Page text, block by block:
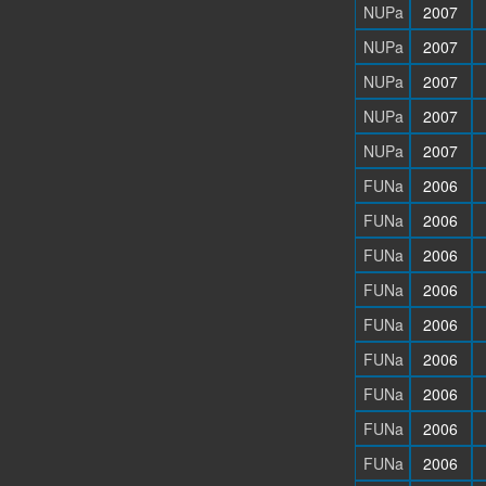
NUPa
2007
NUPa
2007
NUPa
2007
NUPa
2007
NUPa
2007
FUNa
2006
FUNa
2006
FUNa
2006
FUNa
2006
FUNa
2006
FUNa
2006
FUNa
2006
FUNa
2006
FUNa
2006